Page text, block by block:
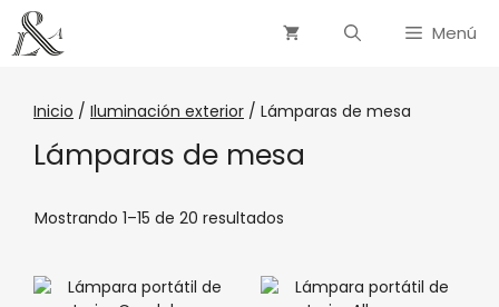
Menú
Inicio / Iluminación exterior / Lámparas de mesa
Lámparas de mesa
Mostrando 1–15 de 20 resultados